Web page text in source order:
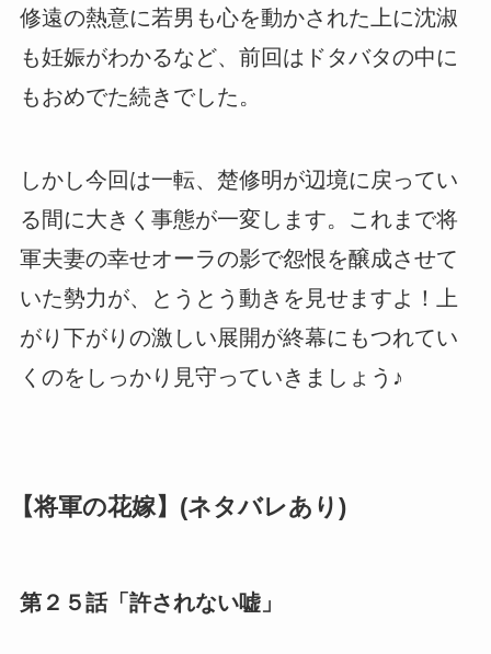
修遠の熱意に若男も心を動かされた上に沈淑
も妊娠がわかるなど、前回はドタバタの中に
もおめでた続きでした。
しかし今回は一転、楚修明が辺境に戻ってい
る間に大きく事態が一変します。これまで将
軍夫妻の幸せオーラの影で怨恨を醸成させて
いた勢力が、とうとう動きを見せますよ！上
がり下がりの激しい展開が終幕にもつれてい
くのをしっかり見守っていきましょう♪
【将軍の花嫁】(ネタバレあり)
第２５話「許されない嘘」